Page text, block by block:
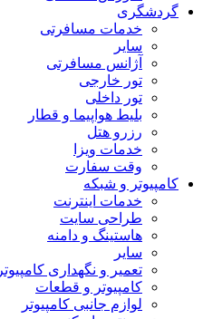
گردشگری
خدمات مسافرتی
سایر
آژانس مسافرتی
تور خارجی
تور داخلی
بلیط هواپیما و قطار
رزرو هتل
خدمات ویزا
وقت سفارت
کامپیوتر و شبکه
خدمات اینترنت
طراحی سایت
هاستینگ و دامنه
سایر
تعمیر و نگهداری کامپیوتر
کامپیوتر و قطعات
لوازم جانبی کامپیوتر